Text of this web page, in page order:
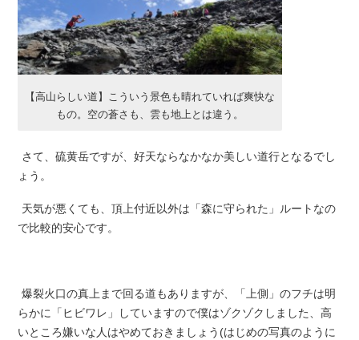
【高山らしい道】こういう景色も晴れていれば爽快な
もの。空の蒼さも、雲も地上とは違う。
さて、硫黄岳ですが、好天ならなかなか美しい道行となるでし
ょう。
天気が悪くても、頂上付近以外は「森に守られた」ルートなの
で比較的安心です。
爆裂火口の真上まで回る道もありますが、「上側」のフチは明
らかに「ヒビワレ」していますので僕はゾクゾクしました、高
いところ嫌いな人はやめておきましょう(はじめの写真のように